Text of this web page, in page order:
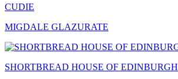
CUDIE
MIGDALE GLAZURATE
SHORTBREAD HOUSE OF EDINBURGH